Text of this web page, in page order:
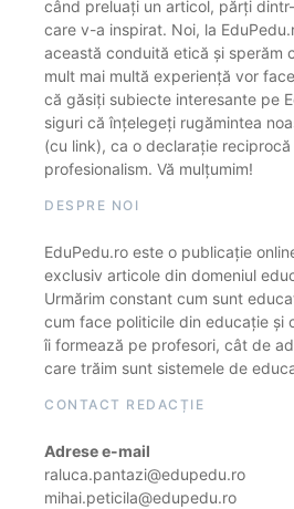
când preluați un articol, părți
care v-a inspirat. Noi, la
această conduită etică și sperăm
mult mai multă experiență vor
că găsiți subiecte interesante pe
siguri că înțelegeți rugămintea
(cu link), ca o declarație
profesionalism. Vă mulțumim!
DESPRE NOI
EduPedu.ro este o publicație
exclusiv articole din domeniul
Urmărim constant cum sunt
cum face politicile din educație și
îi formează pe profesori, cât de
care trăim sunt sistemele de
CONTACT REDACȚIE
Adrese e-mail
raluca.pantazi@edupedu.ro
mihai.peticila@edupedu.ro